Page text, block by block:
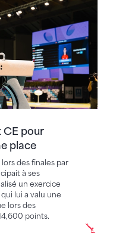
CE pour
place
des finales par
à ses
un exercice
lui a valu une
lors des
points.